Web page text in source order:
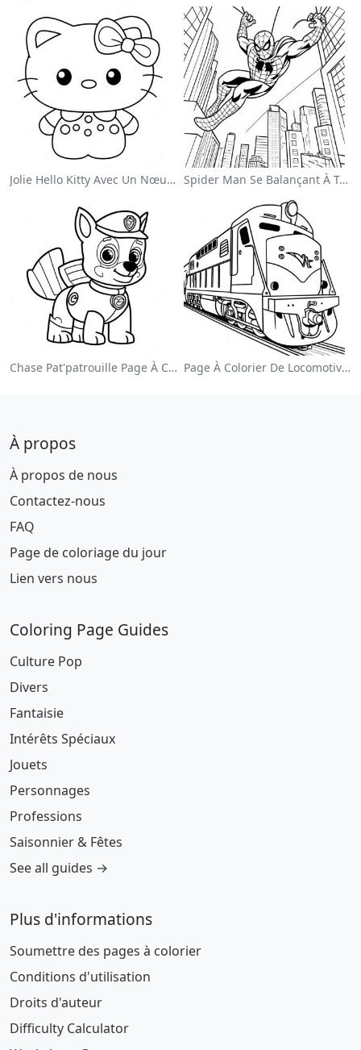
Jolie Hello Kitty Avec Un Nœud Page À Colorier Spider Man Se Balançant À Travers La Ville Page À Colorier
Chase Pat'patrouille Page À Colorier Page À Colorier De Locomotive Colorée
À propos
À propos de nous
Contactez-nous
FAQ
Page de coloriage du jour
Lien vers nous
Coloring Page Guides
Culture Pop
Divers
Fantaisie
Intérêts Spéciaux
Jouets
Personnages
Professions
Saisonnier & Fêtes
See all guides →
Plus d'informations
Soumettre des pages à colorier
Conditions d'utilisation
Droits d'auteur
Difficulty Calculator